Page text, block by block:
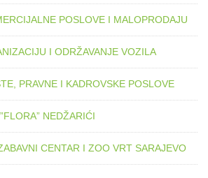
POSLOVE I MALOPRODAJU
I ODRŽAVANJE VOZILA
PRAVNE I KADROVSKE POSLOVE
NEDŽARIĆI
CENTAR I ZOO VRT SARAJEVO